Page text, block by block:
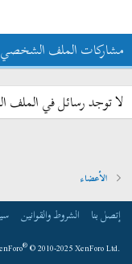
مشاركات الملف الشخصي
لا توجد رسائل في
الأعضاء
إتصل بنا الشروط والقوانين
®© 2010-2025 XenForo Ltd.